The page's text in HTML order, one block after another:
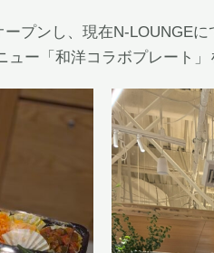
プンし、現在N-LOUNGE
ー「和洋コラボプレート」